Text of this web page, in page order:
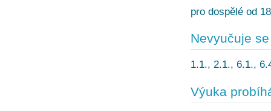
pro dospělé od
Nevyučuje se
1.1., 2.1., 6.1.,
Výuka